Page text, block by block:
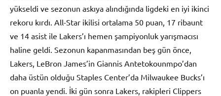
yükseldi ve sezonun askıya alındığında ligdeki en iyi ikinci
rekoru kırdı. All-Star ikilisi ortalama 50 puan, 17 ribaunt
ve 14 asist ile Lakers’ı hemen şampiyonluk yarışmacısı
haline geldi. Sezonun kapanmasından beş gün önce,
Lakers, LeBron James’in Giannis Antetokounmpo’dan
daha üstün olduğu Staples Center’da Milwaukee Bucks’ı
on puanla yendi. İki gün sonra Lakers, rakipleri Clippers